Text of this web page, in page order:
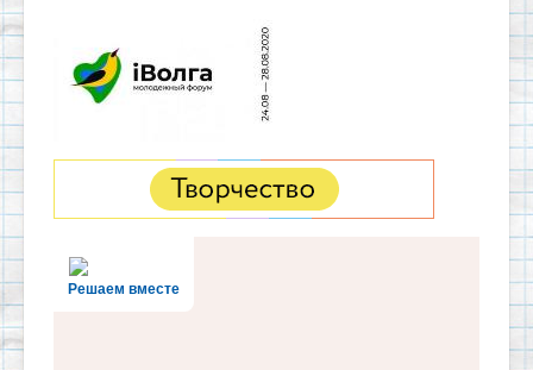
Решаем вместе